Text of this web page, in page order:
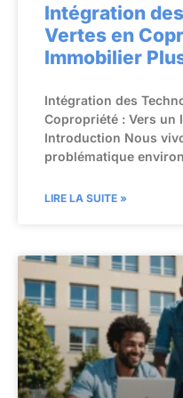
Intégration
Vertes en
Immobilier
Intégration des
Copropriété : Vers un
Introduction Nous
problématique
LIRE LA SUITE »